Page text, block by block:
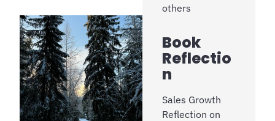
others
Book
Reflectio
n
Sales Growth
Reflection on